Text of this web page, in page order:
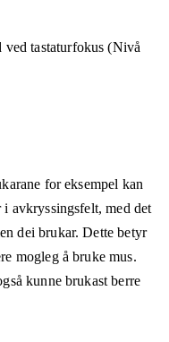
ved tastaturfokus (Nivå
for eksempel kan
i avkryssingsfelt, med det
dei brukar. Dette betyr
mogleg å bruke mus.
kunne brukast berre